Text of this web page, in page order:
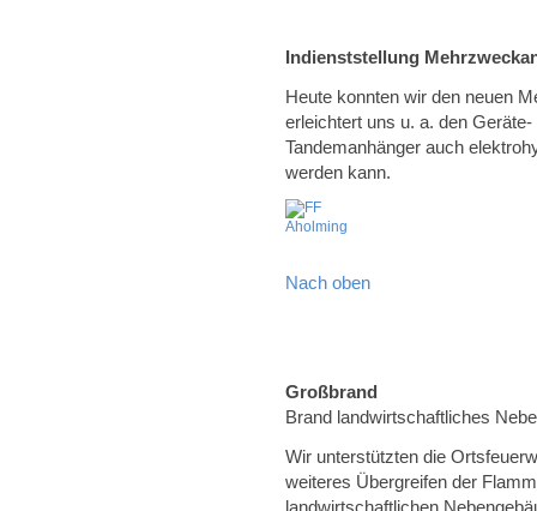
Indienststellung
Heute konnten wir den neuen
erleichtert uns u. a. den
Tandemanhänger auch
werden kann.
Nach oben
Großbrand
Brand landwirtschaftliches
Wir unterstützten die
weiteres Übergreifen der
landwirtschaftlichen